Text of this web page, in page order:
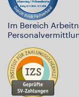
Im Bereich